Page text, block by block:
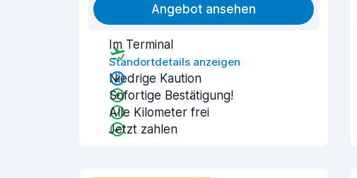
Angebot ansehen
Im Terminal
Standortdetails anzeigen
Niedrige Kaution
Sofortige Bestätigung!
Alle Kilometer frei
Jetzt zahlen